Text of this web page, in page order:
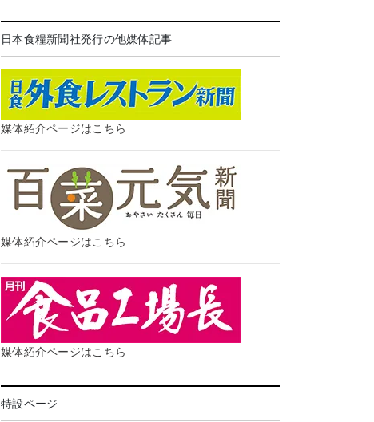
日本食糧新聞社発行の他媒体記事
媒体紹介ページはこちら
媒体紹介ページはこちら
媒体紹介ページはこちら
特設ページ